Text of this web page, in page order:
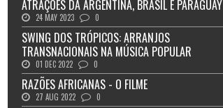
ATRAÇÕES DA ARGENTINA, BRASIL E PARAGUAY
24 MAY 2023 0
SWING DOS TRÓPICOS: ARRANJOS
TRANSNACIONAIS NA MÚSICA POPULAR
01 DEC 2022 0
RAZÕES AFRICANAS - O FILME
27 AUG 2022 0